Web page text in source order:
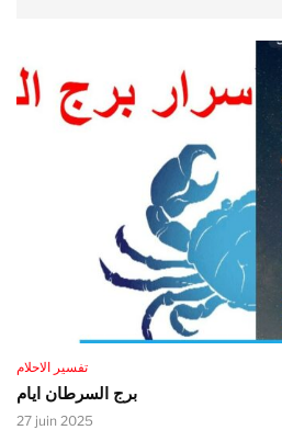
تفسير الاحلام
برج السرطان ايام
27 juin 2025